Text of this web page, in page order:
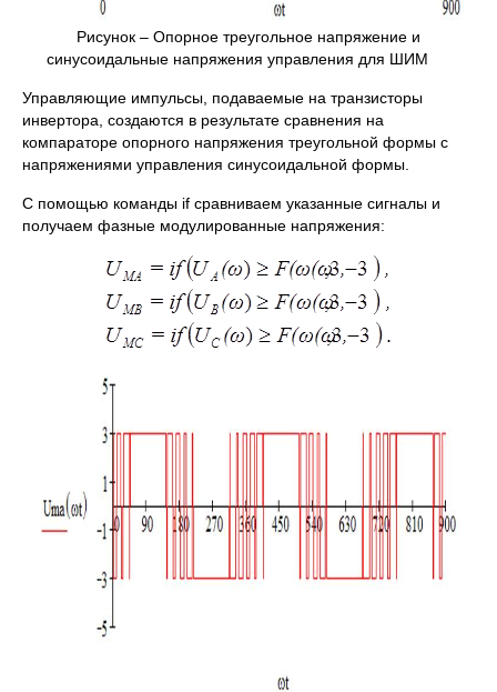
Рисунок – Опорное треугольное напряжение и
синусоидальные напряжения управления для ШИМ
Управляющие импульсы, подаваемые на транзисторы
инвертора, создаются в результате сравнения на
компараторе опорного напряжения треугольной формы с
напряжениями управления синусоидальной формы.
C помощью команды if сравниваем указанные сигналы и
получаем фазные модулированные напряжения: